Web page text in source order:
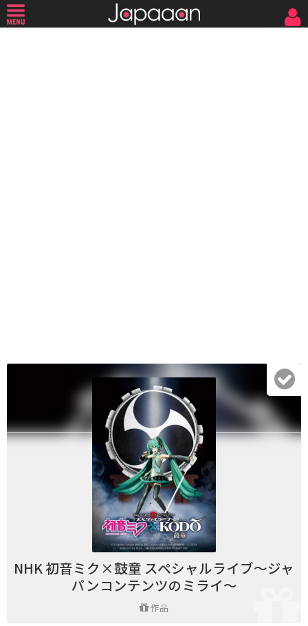
NHK 初音ミク×鼓童 スペシャルライブ～ジャ
パンコンテンツのミライ～
作品